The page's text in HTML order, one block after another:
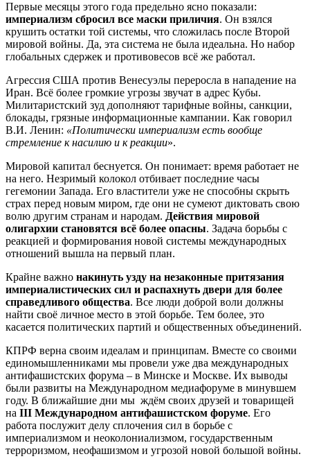
Первые месяцы этого года предельно ясно показали:
империализм сбросил все маски приличия. Он взялся
крушить остатки той системы, что сложилась после Второй
мировой войны. Да, эта система не была идеальна. Но набор
глобальных сдержек и противовесов всё же работал.
Агрессия США против Венесуэлы переросла в нападение на
Иран. Всё более громкие угрозы звучат в адрес Кубы.
Милитаристский зуд дополняют тарифные войны, санкции,
блокады, грязные информационные кампании. Как говорил
В.И. Ленин: «Политически империализм есть вообще
стремление к насилию и к реакции».
Мировой капитал беснуется. Он понимает: время работает не
на него. Незримый колокол отбивает последние часы
гегемонии Запада. Его властители уже не способны скрыть
страх перед новым миром, где они не сумеют диктовать свою
волю другим странам и народам. Действия мировой
олигархии становятся всё более опасны. Задача борьбы с
реакцией и формирования новой системы международных
отношений вышла на первый план.
Крайне важно накинуть узду на незаконные притязания
империалистических сил и распахнуть двери для более
справедливого общества. Все люди доброй воли должны
найти своё личное место в этой борьбе. Тем более, это
касается политических партий и общественных объединений.
КПРФ верна своим идеалам и принципам. Вместе со своими
единомышленниками мы провели уже два международных
антифашистских форума – в Минске и Москве. Их выводы
были развиты на Международном медиафоруме в минувшем
году. В ближайшие дни мы ждём своих друзей и товарищей
на III Международном антифашистском форуме. Его
работа послужит делу сплочения сил в борьбе с
империализмом и неоколониализмом, государственным
терроризмом, неофашизмом и угрозой новой большой войны.